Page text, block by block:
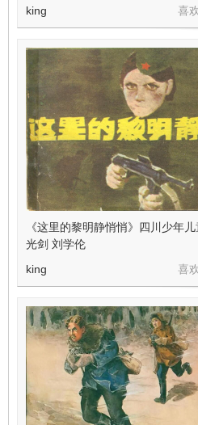
喜
king
《这里的黎明静悄悄》四川少年
光剑 刘学伦
喜
king